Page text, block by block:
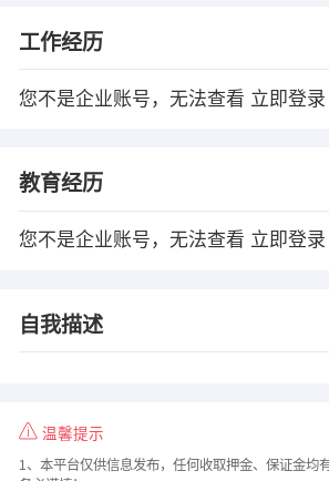
工作经历
您不是企业账号，无法查看 立即登录
教育经历
您不是企业账号，无法查看 立即登录
自我描述
温馨提示
1、本平台仅供信息发布，任何收取押金、保证金均